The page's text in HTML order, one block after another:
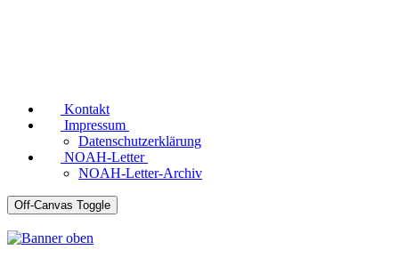
Kontakt
Impressum
Datenschutzerklärung
NOAH-Letter
NOAH-Letter-Archiv
Off-Canvas Toggle